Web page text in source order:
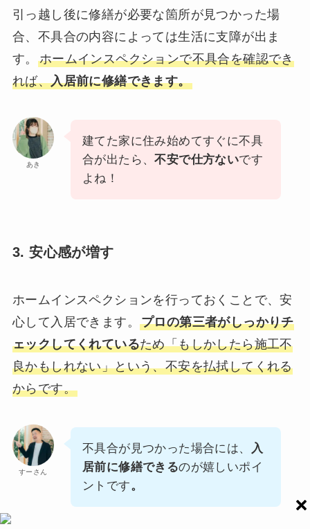
引っ越し後に修繕が必要な箇所が見つかった場
合、不具合の内容によっては生活に支障が出ま
す。 ホームインスペクションで不具合を確認でき
れば、入居前に修繕できます。
あき
建てた家に住み始めてすぐに不具
合が出たら、不安で仕方ないです
よね！
3. 安心感が増す
ホームインスペクションを行っておくことで、安
心して入居できます。 プロの第三者がしっかりチ
ェックしてくれているため「もしかしたら施工不
良かもしれない」という、不安を払拭してくれる
からです。
すーさん
不具合が見つかった場合には、
入
居前に修繕できるのが嬉しいポイ
ントです。